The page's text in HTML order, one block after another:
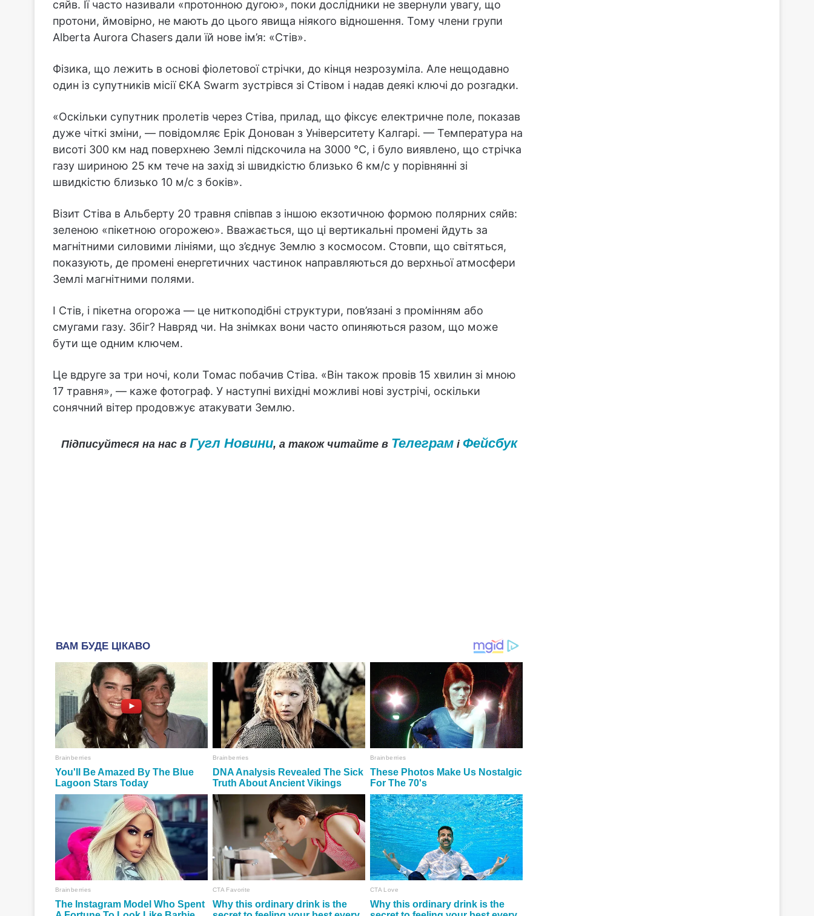
сяйв. Її часто називали «протонною дугою», поки дослідники не звернули увагу, що
протони, ймовірно, не мають до цього явища ніякого відношення. Тому члени групи
Alberta Aurora Chasers дали їй нове ім’я: «Стів».
Фізика, що лежить в основі фіолетової стрічки, до кінця незрозуміла. Але нещодавно
один із супутників місії ЄКА Swarm зустрівся зі Стівом і надав деякі ключі до розгадки.
«Оскільки супутник пролетів через Стіва, прилад, що фіксує електричне поле, показав
дуже чіткі зміни, — повідомляє Ерік Донован з Університету Калгарі. — Температура на
висоті 300 км над поверхнею Землі підскочила на 3000 °C, і було виявлено, що стрічка
газу шириною 25 км тече на захід зі швидкістю близько 6 км/с у порівнянні зі
швидкістю близько 10 м/с з боків».
Візит Стіва в Альберту 20 травня співпав з іншою екзотичною формою полярних сяйв:
зеленою «пікетною огорожею». Вважається, що ці вертикальні промені йдуть за
магнітними силовими лініями, що з’єднує Землю з космосом. Стовпи, що світяться,
показують, де промені енергетичних частинок направляються до верхньої атмосфери
Землі магнітними полями.
І Стів, і пікетна огорожа — це ниткоподібні структури, пов’язані з промінням або
смугами газу. Збіг? Навряд чи. На знімках вони часто опиняються разом, що може
бути ще одним ключем.
Це вдруге за три ночі, коли Томас побачив Стіва. «Він також провів 15 хвилин зі мною
17 травня», — каже фотограф. У наступні вихідні можливі нові зустрічі, оскільки
сонячний вітер продовжує атакувати Землю.
Підписуйтеся на нас в Гугл Новини, а також читайте в Телеграмі Фейсбук